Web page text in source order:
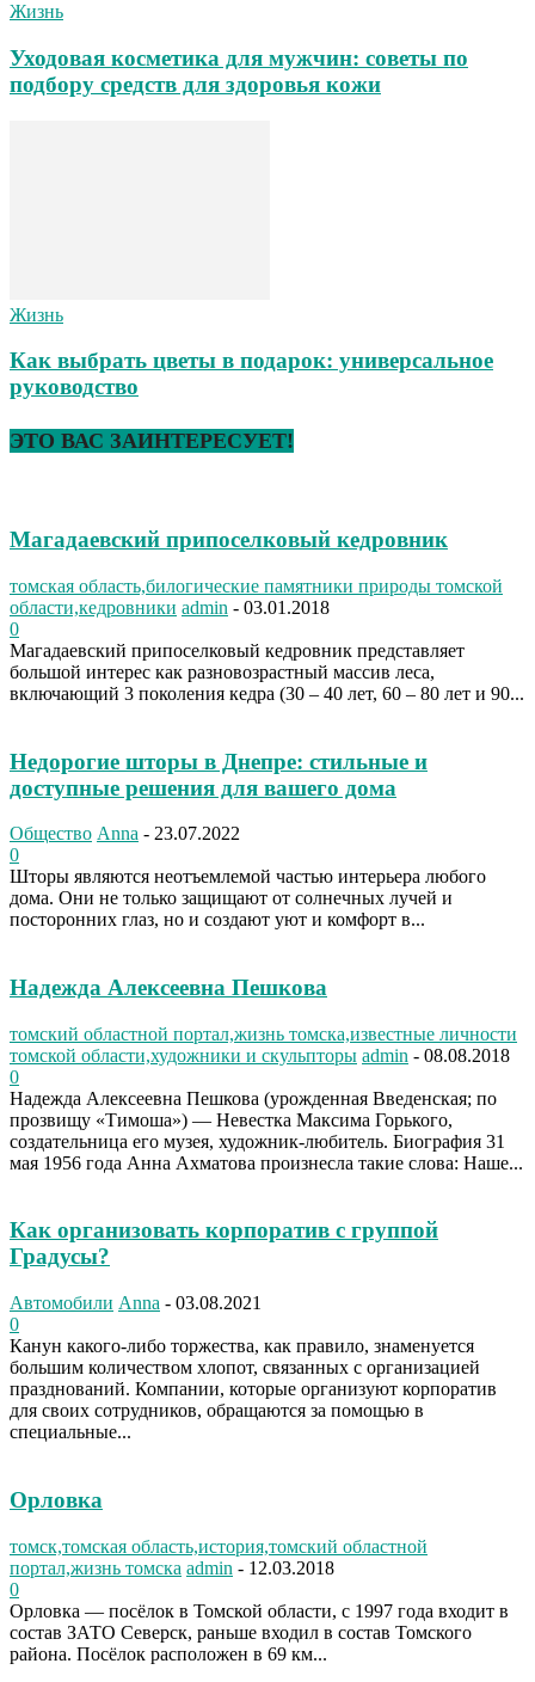
Жизнь
Уходовая косметика для мужчин: советы по
подбору средств для здоровья кожи
Жизнь
Как выбрать цветы в подарок: универсальное
руководство
ЭТО ВАС ЗАИНТЕРЕСУЕТ!
Магадаевский припоселковый кедровник
томская область,билогические памятники природы томской
области,кедровники admin - 03.01.2018
0
Магадаевский припоселковый кедровник представляет
большой интерес как разновозрастный массив леса,
включающий 3 поколения кедра (30 – 40 лет, 60 – 80 лет и 90...
Недорогие шторы в Днепре: стильные и
доступные решения для вашего дома
Общество Anna - 23.07.2022
0
Шторы являются неотъемлемой частью интерьера любого
дома. Они не только защищают от солнечных лучей и
посторонних глаз, но и создают уют и комфорт в...
Надежда Алексеевна Пешкова
томский областной портал,жизнь томска,известные личности
томской области,художники и скульпторы admin - 08.08.2018
0
Надежда Алексеевна Пешкова (урожденная Введенская; по
прозвищу «Тимоша») — Невестка Максима Горького,
создательница его музея, художник-любитель. Биография 31
мая 1956 года Анна Ахматова произнесла такие слова: Наше...
Как организовать корпоратив с группой
Градусы?
Автомобили Anna - 03.08.2021
0
Канун какого-либо торжества, как правило, знаменуется
большим количеством хлопот, связанных с организацией
празднований. Компании, которые организуют корпоратив
для своих сотрудников, обращаются за помощью в
специальные...
Орловка
томск,томская область,история,томский областной
портал,жизнь томска admin - 12.03.2018
0
Орловка — посёлок в Томской области, с 1997 года входит в
состав ЗАТО Северск, раньше входил в состав Томского
района. Посёлок расположен в 69 км...